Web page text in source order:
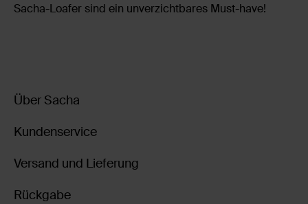
Sacha-Loafer sind ein unverzichtbares Must-have!
Über Sacha
Kundenservice
Versand und Lieferung
Rückgabe